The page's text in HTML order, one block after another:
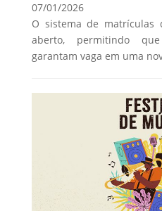
07/01/2026
O sistema de matrículas
aberto, permitindo
garantam vaga em uma